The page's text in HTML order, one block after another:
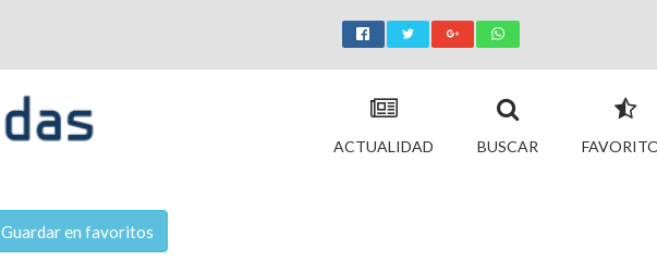
ACTUALIDAD BUSCAR
Guardar en favoritos